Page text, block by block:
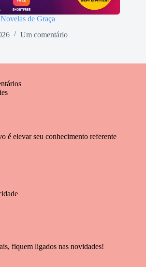
de Graça
Um comentário
é elevar seu conhecimento referente
fiquem ligados nas novidades!